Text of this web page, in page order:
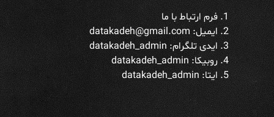
فرم ارتباط با ما
ایمیل: datakadeh@gmail.com
ایدی تلگرام:datakadeh_admin
روبیکا: datakadeh_admin
ایتا: datakadeh_admin